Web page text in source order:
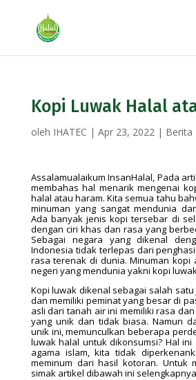
Kopi Luwak Halal
oleh IHATEC | Apr 23, 2022| Berita
Assalamualaikum InsanHalal, Pada
membahas hal menarik mengenai
halal atau haram. Kita semua tahu
minuman yang sangat mendunia
Ada banyak jenis kopi tersebar di
dengan ciri khas dan rasa yang
Sebagai negara yang dikenal
Indonesia tidak terlepas dari
rasa terenak di dunia. Minuman kopi
negeri yang mendunia yakni kopi
Kopi luwak dikenal sebagai salah
dan memiliki peminat yang besar di
asli dari tanah air ini memiliki rasa
yang unik dan tidak biasa. Namun
unik ini, memunculkan beberapa
luwak halal untuk dikonsumsi? Hal
agama islam, kita tidak
meminum dari hasil kotoran. Untuk
simak artikel dibawah ini